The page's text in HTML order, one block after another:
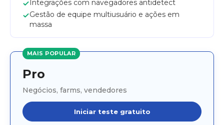
Integrações com navegadores antidetect
Gestão de equipe multiusuário e ações em
massa
MAIS POPULAR
Pro
Negócios, farms, vendedores
Iniciar teste gratuito